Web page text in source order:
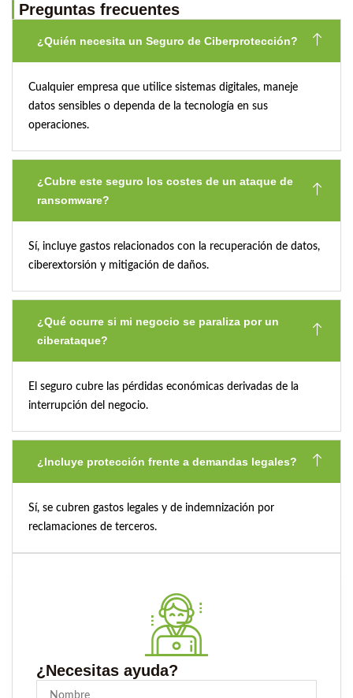
¿Necesitas ayuda?
Preguntas frecuentes
¿Quién necesita un Seguro de Ciberprotección?
Cualquier empresa que utilice sistemas digitales, maneje
datos sensibles o dependa de la tecnología en sus
operaciones.
¿Cubre este seguro los costes de un ataque de
ransomware?
Sí, incluye gastos relacionados con la recuperación de datos,
ciberextorsión y mitigación de daños.
¿Qué ocurre si mi negocio se paraliza por un
ciberataque?
El seguro cubre las pérdidas económicas derivadas de la
interrupción del negocio.
¿Incluye protección frente a demandas legales?
Sí, se cubren gastos legales y de indemnización por
reclamaciones de terceros.